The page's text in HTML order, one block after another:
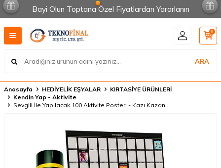
Bayi Olun Toptana Özel Fiyatlardan Yararlanın
ARA
0
Anasayfa HEDİYELİK EŞYALAR
KIRTASİYE ÜRÜNLERİ
Kendin Yap - Aktivite
Sevgili İle Yapılacak 100 Aktivite Posteri - Kazı Kazan